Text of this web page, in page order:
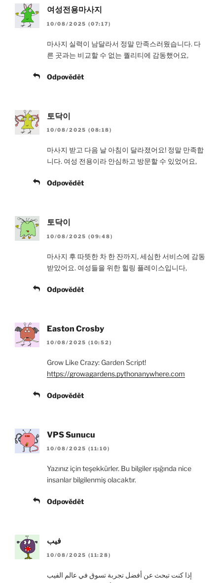
여성전용마사지
10/08/2025 (07:17)
마사지 실력이 남달라서 정말 만족스러웠습니다. 다
른 곳과는 비교할 수 없는 퀄리티에 감동했어요,
Odpovědět
토닥이
10/08/2025 (08:18)
마사지 받고 다음 날 아침이 달라졌어요! 정말 만족합
니다. 여성 전용이라 안심하고 방문할 수 있었어요,
Odpovědět
토닥이
10/08/2025 (09:48)
마사지 후 따뜻한 차 한 잔까지, 세심한 서비스에 감동
받았어요. 여성들을 위한 힐링 플레이스입니다,
Odpovědět
Easton Crosby
10/08/2025 (10:52)
Grow Like Crazy: Garden Script!
https://growagardens.pythonanywhere.com
Odpovědět
VPS Sunucu
10/08/2025 (11:10)
Yazınız için teşekkürler. Bu bilgiler ışığında nice
insanlar bilgilenmiş olacaktır.
Odpovědět
فيب
10/08/2025 (11:28)
إذا كنت تبحث عن أفضل تجربة تسوق في عالم الفيب